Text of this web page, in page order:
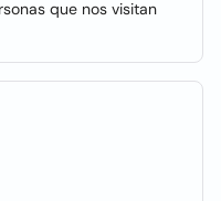
que nos visitan